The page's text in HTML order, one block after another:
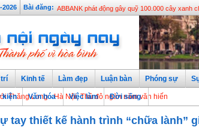
2026
Bài đăng:
ABBANK phát động gây quỹ 100.000 cây xanh
Ước mơ Đại học không bị giới hạn học phí tại
- Hà Nội, Thủ đô ngàn năm văn hiến
trí Kinh tế Làm đẹp Luận bàn Phóng sự
kiện Văn hóa Việc làm Đời sống
tay thiết kế hành trình “chữa lành”